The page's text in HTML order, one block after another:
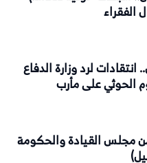
الفقراء
انتقادات لرد وزارة الدفاع
الحوثي على مأرب
مجلس القيادة والحكومة